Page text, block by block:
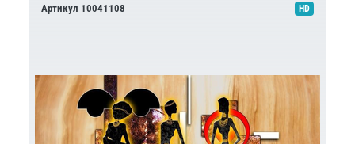
Артикул 10041108 HD